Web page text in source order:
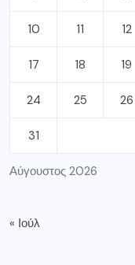
Αύγουστος 2026
10 11 12
17 18 19
24 25 26
31
« Ιούλ